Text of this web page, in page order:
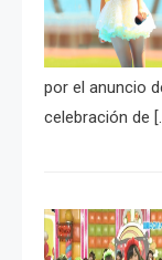
por el anuncio
celebración de